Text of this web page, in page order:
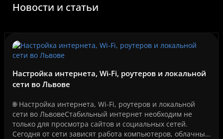
Новости и статьи
Настройка интернета, Wi-Fi, роутеров и локальной
сети во Львове
🌐 Настройка интернета, Wi-Fi, роутеров и локальной
сети во ЛьвовеСтабильный интернет необходим не
только для просмотра сайтов и социальных сетей.
Сегодня от сети зависят работа компьютеров, облачные